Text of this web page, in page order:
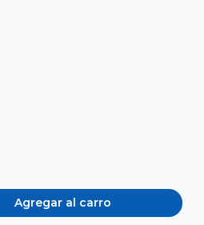
Agregar al carro